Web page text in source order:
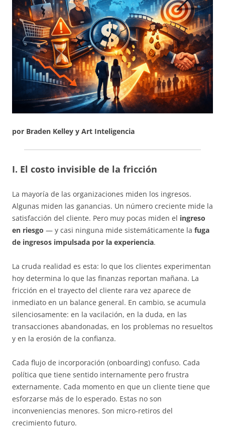
por Braden Kelley y Art Inteligencia
I. El costo invisible de la fricción
La mayoría de las organizaciones miden los ingresos.
Algunas miden las ganancias. Un número creciente mide la
satisfacción del cliente. Pero muy pocas miden el ingreso
en riesgo — y casi ninguna mide sistemáticamente la fuga
de ingresos impulsada por la experiencia.
La cruda realidad es esta: lo que los clientes experimentan
hoy determina lo que las finanzas reportan mañana. La
fricción en el trayecto del cliente rara vez aparece de
inmediato en un balance general. En cambio, se acumula
silenciosamente: en la vacilación, en la duda, en las
transacciones abandonadas, en los problemas no resueltos
y en la erosión de la confianza.
Cada flujo de incorporación (onboarding) confuso. Cada
política que tiene sentido internamente pero frustra
externamente. Cada momento en que un cliente tiene que
esforzarse más de lo esperado. Estas no son
inconveniencias menores. Son micro-retiros del
crecimiento futuro.